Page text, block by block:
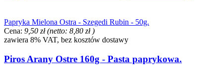
Papryka Mielona Ostra - Szegedi Rubin - 50g.
Cena: 9,50 zł (netto: 8,80 zł)
zawiera 8% VAT, bez kosztów dostawy
Piros Arany Ostre 160g - Pasta paprykowa.